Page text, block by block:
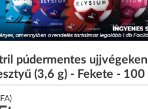
púdermentes
(3,6 g) - Fekete - 100